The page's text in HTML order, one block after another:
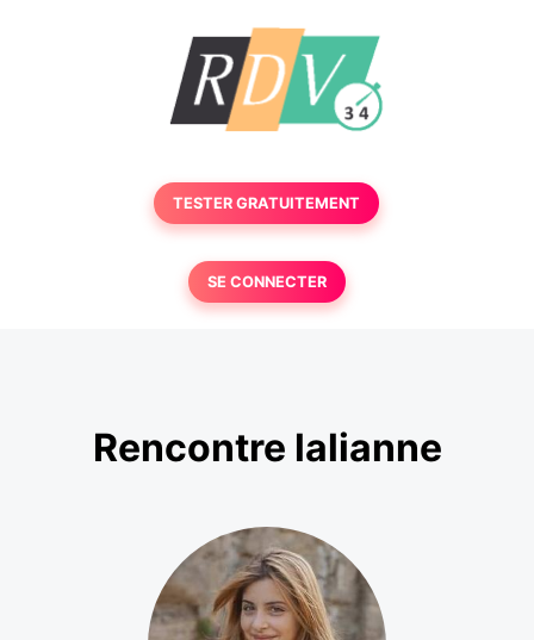
TESTER GRATUITEMENT
SE CONNECTER
Rencontre lalianne